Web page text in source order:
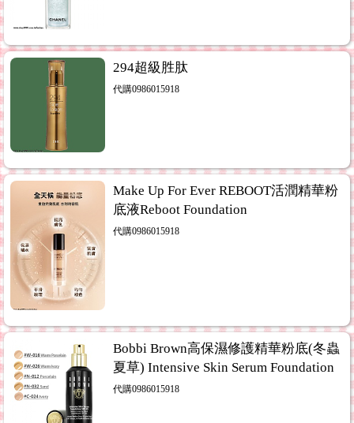
294超級胜肽
代購0986015918
Make Up For Ever REBOOT活潤精華粉
底液Reboot Foundation
代購0986015918
Bobbi Brown高保濕修護精華粉底(冬蟲
夏草) Intensive Skin Serum Foundation
代購0986015918